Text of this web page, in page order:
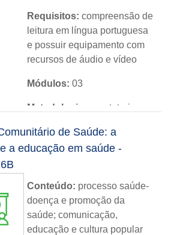
Requisitos: compreensão de
leitura em língua portuguesa
e possuir equipamento com
recursos de áudio e vídeo
Módulos: 03
Metodologia: sem tutoria
Instituição: IFRS
Nível:
Idioma: português
de Saúde: a
a educação em saúde -
Conteúdo: processo saúde-
doença e promoção da
saúde; comunicação,
educação e cultura popular